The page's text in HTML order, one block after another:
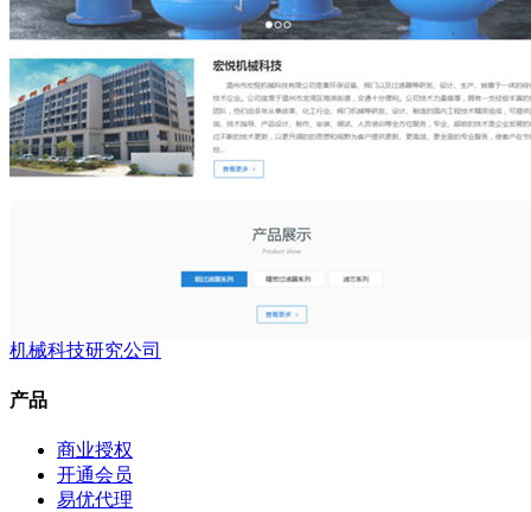
机械科技研究公司
产品
商业授权
开通会员
易优代理